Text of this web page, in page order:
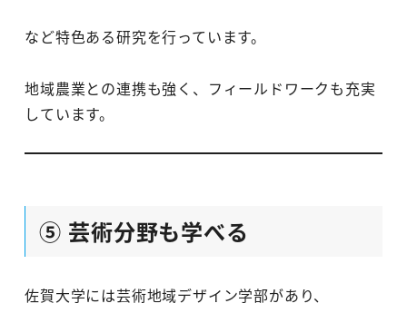
など特色ある研究を行っています。
地域農業との連携も強く、フィールドワークも充実
しています。
⑤ 芸術分野も学べる
佐賀大学には芸術地域デザイン学部があり、